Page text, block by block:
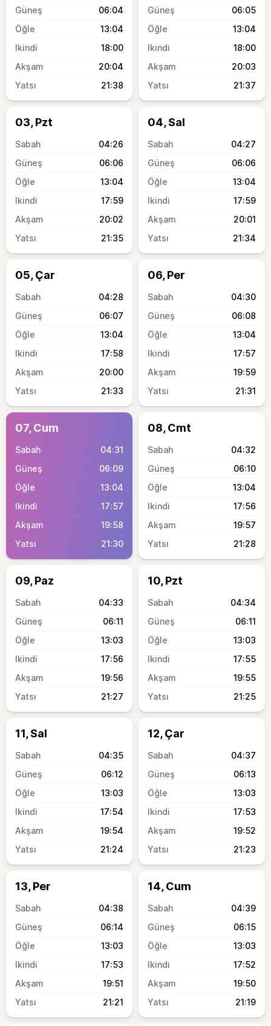
06:04
13:04
18:00
20:04
21:38
06:05
13:04
18:00
20:03
21:37
03, Pzt
04:26
06:06
13:04
17:59
20:02
21:35
04, Sal
04:27
06:06
13:04
17:59
20:01
21:34
05, Çar
04:28
06:07
13:04
17:58
20:00
21:33
06, Per
04:30
06:08
13:04
17:57
19:59
21:31
07, Cum
04:31
06:09
13:04
17:57
19:58
21:30
08, Cmt
04:32
06:10
13:04
17:56
19:57
21:28
09, Paz
04:33
06:11
13:03
17:56
19:56
21:27
10, Pzt
04:34
06:11
13:03
17:55
19:55
21:25
11, Sal
04:35
06:12
13:03
17:54
19:54
21:24
12, Çar
04:37
06:13
13:03
17:53
19:52
21:23
13, Per
04:38
06:14
13:03
17:53
19:51
21:21
14, Cum
04:39
06:15
13:03
17:52
19:50
21:19